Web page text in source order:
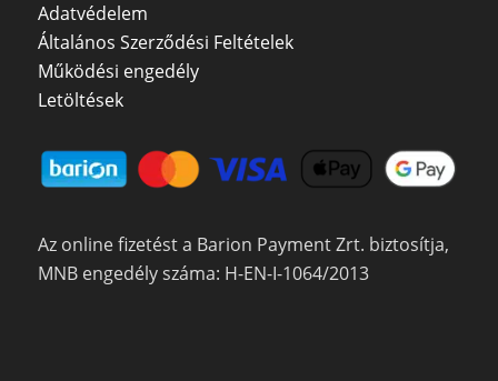
Adatvédelem
Általános Szerződési Feltételek
Működési engedély
Letöltések
Az online fizetést a Barion Payment Zrt. biztosítja,
MNB engedély száma: H-EN-I-1064/2013